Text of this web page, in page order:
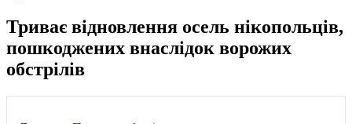
Триває відновлення осель нікопольців,
пошкоджених внаслідок ворожих
обстрілів